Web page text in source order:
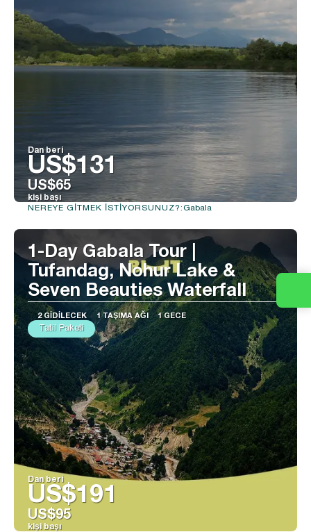
Dan beri
US$131
US$65
kişi başı
NEREYE GITMEK ISTIYORSUNUZ?: Gabala
1-Day Gabala Tour |
Tufandag, Nohur Lake &
Seven Beauties Waterfall
2 GIDILECEK 1 TAŞIMA AĞI 1 GECE
Tatil Paketi
Dan beri
US$191
US$95
kişi başı